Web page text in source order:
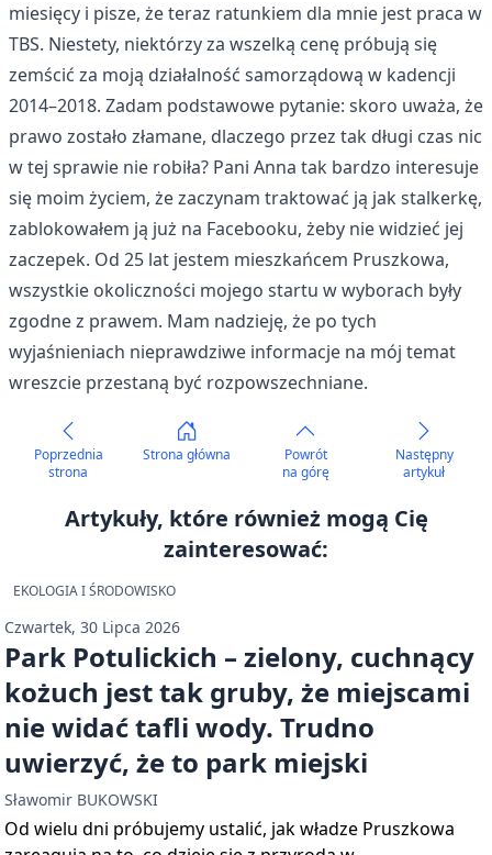
miesięcy i pisze, że teraz ratunkiem dla mnie jest praca w
TBS. Niestety, niektórzy za wszelką cenę próbują się
zemścić za moją działalność samorządową w kadencji
2014–2018. Zadam podstawowe pytanie: skoro uważa, że
prawo zostało złamane, dlaczego przez tak długi czas nic
w tej sprawie nie robiła? Pani Anna tak bardzo interesuje
się moim życiem, że zaczynam traktować ją jak stalkerkę,
zablokowałem ją już na Facebooku, żeby nie widzieć jej
zaczepek. Od 25 lat jestem mieszkańcem Pruszkowa,
wszystkie okoliczności mojego startu w wyborach były
zgodne z prawem. Mam nadzieję, że po tych
wyjaśnieniach nieprawdziwe informacje na mój temat
wreszcie przestaną być rozpowszechniane.
Poprzednia
strona
Strona główna
Powrót
na górę
Następny
artykuł
Artykuły, które również mogą Cię
zainteresować:
EKOLOGIA I ŚRODOWISKO
Czwartek, 30 Lipca 2026
Park Potulickich – zielony, cuchnący
kożuch jest tak gruby, że miejscami
nie widać tafli wody. Trudno
uwierzyć, że to park miejski
Sławomir BUKOWSKI
Od wielu dni próbujemy ustalić, jak władze Pruszkowa